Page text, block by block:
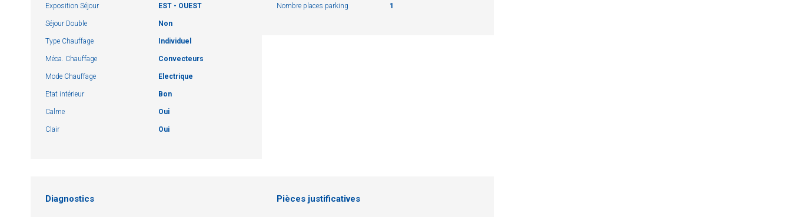
Exposition Séjour EST - OUEST
Séjour Double Non
Type Chauffage Individuel
Méca. Chauffage Convecteurs
Mode Chauffage Electrique
Etat intérieur Bon
Calme Oui
Clair Oui
Nombre places parking 1
Diagnostics Pièces justificatives